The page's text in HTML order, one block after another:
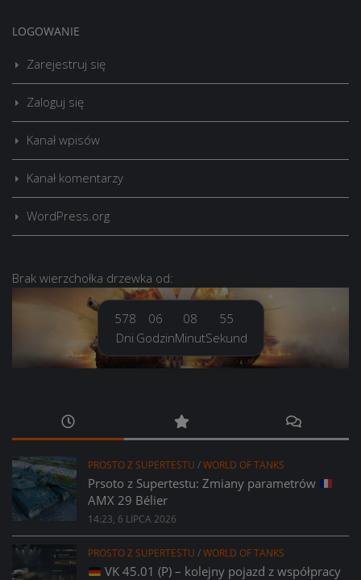
LOGOWANIE
Zarejestruj się
Zaloguj się
Kanał wpisów
Kanał komentarzy
WordPress.org
Brak wierzchołka drzewka od:
578
Dni
06
Godzin
08
Minut
56
Sekund
PROSTO Z SUPERTESTU /WORLD OF TANKS
Prsoto z Supertestu: Zmiany parametrów
AMX 29 Bélier
14:23, 6 LIPCA 2026
PROSTO Z SUPERTESTU /WORLD OF TANKS
VK 45.01 (P) – kolejny pojazd z współpracy